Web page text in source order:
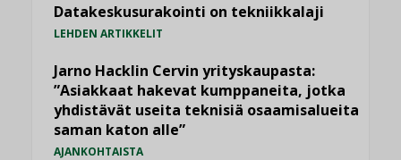
Datakeskusurakointi on tekniikkalaji
LEHDEN ARTIKKELIT
Jarno Hacklin Cervin yrityskaupasta:
”Asiakkaat hakevat kumppaneita, jotka
yhdistävät useita teknisiä osaamisalueita
saman katon alle”
AJANKOHTAISTA